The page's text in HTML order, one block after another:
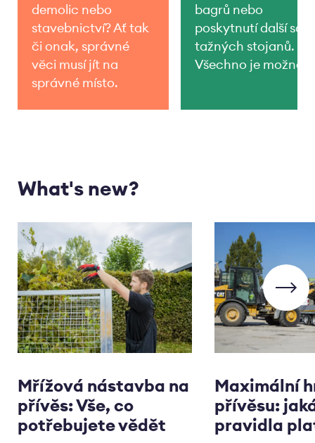
demolic nebo
stavebnictví? Ať tak
či onak, správné
věci musí jít na
správné místo.
bagrů nebo
poskytnutí další
tažných stojanů.
Všechno je možné.
What's new?
Mřížová nástavba na
přívěs: Vše, co
potřebujete vědět
Maximální
přívěsu:
pravidla